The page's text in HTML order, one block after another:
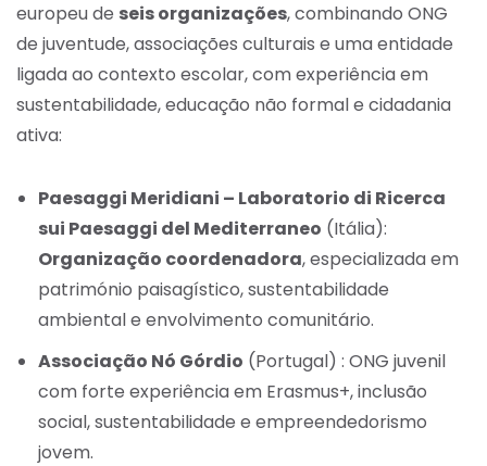
europeu de seis organizações, combinando ONG
de juventude, associações culturais e uma entidade
ligada ao contexto escolar, com experiência em
sustentabilidade, educação não formal e cidadania
ativa:
Paesaggi Meridiani – Laboratorio di Ricerca
sui Paesaggi del Mediterraneo (Itália):
Organização coordenadora, especializada em
património paisagístico, sustentabilidade
ambiental e envolvimento comunitário.
Associação Nó Górdio (Portugal) : ONG juvenil
com forte experiência em Erasmus+, inclusão
social, sustentabilidade e empreendedorismo
jovem.